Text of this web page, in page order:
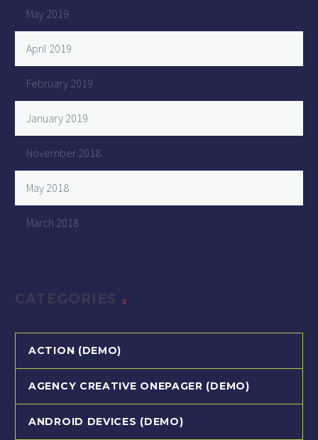
May 2019
April 2019
February 2019
January 2019
November 2018
May 2018
March 2018
CATEGORIES
ACTION (DEMO)
AGENCY CREATIVE ONEPAGER (DEMO)
ANDROID DEVICES (DEMO)